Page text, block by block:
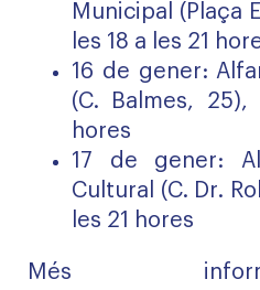
Municipal (Plaça
les 18 a les 21
16 de gener:
(C. Balmes,
hores
17 de gener:
Cultural (C. Dr.
les 21 hores
Més